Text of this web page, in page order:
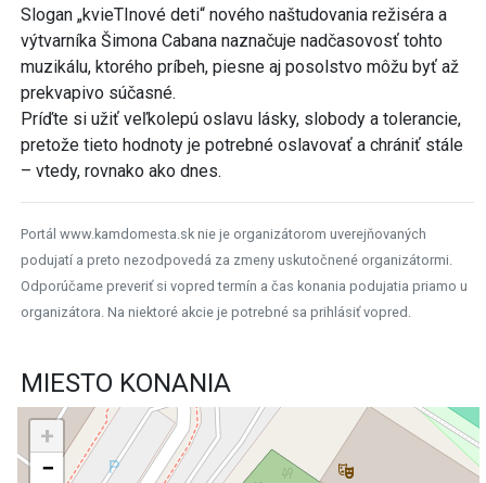
Slogan „kvieTInové deti“ nového naštudovania režiséra a
výtvarníka Šimona Cabana naznačuje nadčasovosť tohto
muzikálu, ktorého príbeh, piesne aj posolstvo môžu byť až
prekvapivo súčasné.
Príďte si užiť veľkolepú oslavu lásky, slobody a tolerancie,
pretože tieto hodnoty je potrebné oslavovať a chrániť stále
– vtedy, rovnako ako dnes.
Portál www.kamdomesta.sk nie je organizátorom uverejňovaných
podujatí a preto nezodpovedá za zmeny uskutočnené organizátormi.
Odporúčame preveriť si vopred termín a čas konania podujatia priamo u
organizátora. Na niektoré akcie je potrebné sa prihlásiť vopred.
MIESTO KONANIA
+
−